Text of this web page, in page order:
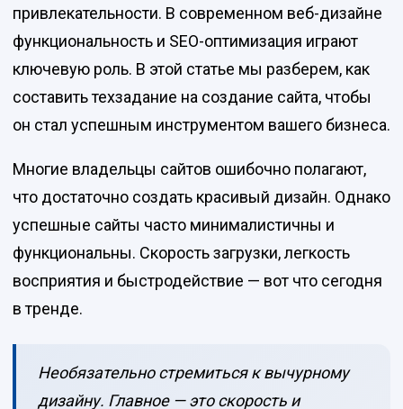
привлекательности. В современном веб-дизайне
функциональность и SEO-оптимизация играют
ключевую роль. В этой статье мы разберем, как
составить техзадание на создание сайта, чтобы
он стал успешным инструментом вашего бизнеса.
Многие владельцы сайтов ошибочно полагают,
что достаточно создать красивый дизайн. Однако
успешные сайты часто минималистичны и
функциональны. Скорость загрузки, легкость
восприятия и быстродействие — вот что сегодня
в тренде.
Необязательно стремиться к вычурному
дизайну. Главное — это скорость и